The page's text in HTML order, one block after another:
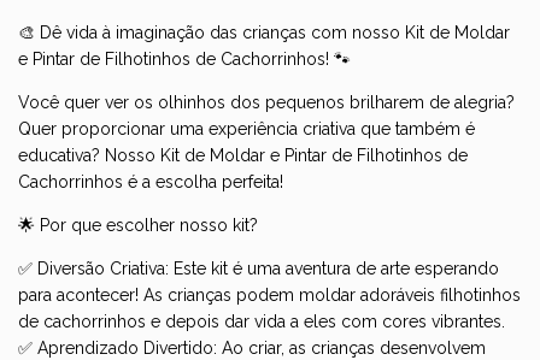
🎨 Dê vida à imaginação das crianças com nosso Kit de Moldar
e Pintar de Filhotinhos de Cachorrinhos! 🐾
Você quer ver os olhinhos dos pequenos brilharem de alegria?
Quer proporcionar uma experiência criativa que também é
educativa? Nosso Kit de Moldar e Pintar de Filhotinhos de
Cachorrinhos é a escolha perfeita!
🌟 Por que escolher nosso kit?
✅ Diversão Criativa: Este kit é uma aventura de arte esperando
para acontecer! As crianças podem moldar adoráveis filhotinhos
de cachorrinhos e depois dar vida a eles com cores vibrantes.
✅ Aprendizado Divertido: Ao criar, as crianças desenvolvem